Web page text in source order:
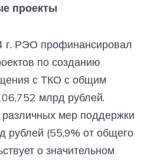
проекты
г. РЭО профинансировал
по созданию
с ТКО с общим
млрд рублей.
мер поддержки
рублей (55,9% от общего
о значительном